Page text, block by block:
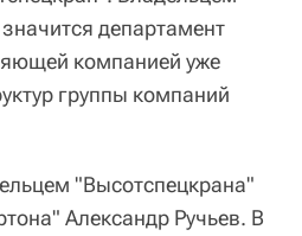
департамент
компанией уже
группы компаний
"Высотспецкрана"
Александр Ручьев. В